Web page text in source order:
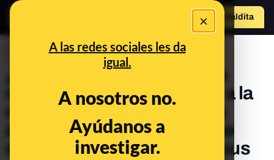
×
A las redes sociales les da
igual.
A nosotros no.
Ayúdanos a
investigar.
Hazte Maldita
¿Qué sabemos sobre si los
niños en Italia pueden salir a la
calle? El primer ministro ha
aclarado que no es así y que
sólo pueden acompañar a sus